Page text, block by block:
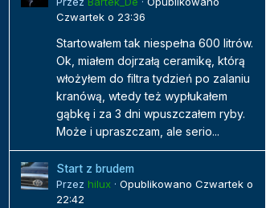
Czwartek o 23:36
Startowałem tak niespełna 600 litrów.
Ok, miałem dojrzałą ceramikę, którą
włożyłem do filtra tydzień po zalaniu
kranówą, wtedy też wypłukałem
gąbkę i za 3 dni wpuszczałem ryby.
Może i upraszczam, ale serio...
Start z brudem
Przez hilux · Opublikowano Czwartek o
22:42